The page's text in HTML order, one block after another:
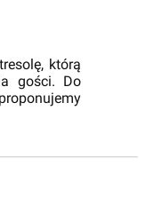
którą
gości. Do